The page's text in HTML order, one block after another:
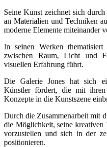
Seine Kunst zeichnet sich
an Materialien und Techniken
moderne Elemente miteinander
In seinen Werken
zwischen Raum, Licht und
visuellen Erfahrung führt.
Die Galerie Jones hat sich
Künstler fördert, die mit ihren
Konzepte in die Kunstszene
Durch die Zusammenarbeit mit
die Möglichkeit, seine
vorzustellen und sich in der
positionieren.